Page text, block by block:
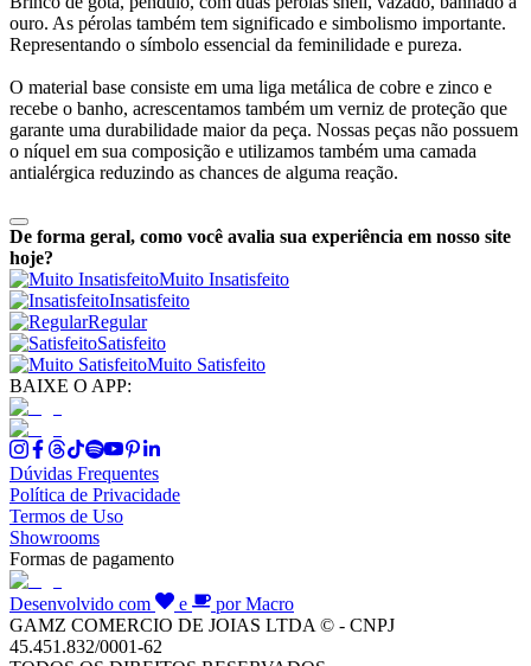
ouro. As pérolas também tem significado e simbolismo importante.
Representando o símbolo essencial da feminilidade e pureza.
O material base consiste em uma liga metálica de cobre e zinco e
recebe o banho, acrescentamos também um verniz de proteção que
garante uma durabilidade maior da peça. Nossas peças não possuem
o níquel em sua composição e utilizamos também uma camada
antialérgica reduzindo as chances de alguma reação.
De forma geral, como você avalia sua experiência em nosso site
hoje?
Muito Insatisfeito
Insatisfeito
Regular
Satisfeito
Muito Satisfeito
BAIXE O APP:
Dúvidas Frequentes
Política de Privacidade
Termos de Uso
Showrooms
Formas de pagamento
Desenvolvido com e
por Macro
GAMZ COMERCIO DE JOIAS LTDA © - CNPJ
45.451.832/0001-62